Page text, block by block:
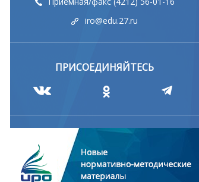
iro@edu.27.ru
ПРИСОЕДИНЯЙТЕСЬ